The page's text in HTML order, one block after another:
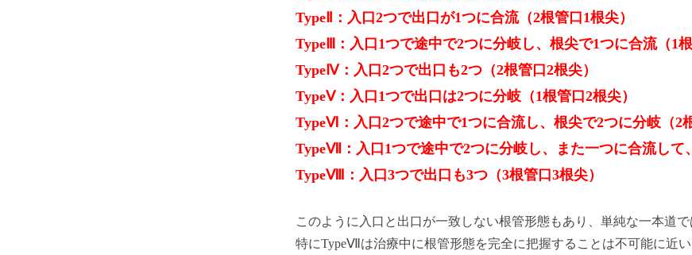
TypeⅡ：入口2つで出口が1つに合流（2根管口1根尖）
TypeⅢ：入口1つで途中で2つに分岐し、根尖で1つに合流（1根
TypeⅣ：入口2つで出口も2つ（2根管口2根尖）
TypeⅤ：入口1つで出口は2つに分岐（1根管口2根尖）
TypeⅥ：入口2つで途中で1つに合流し、根尖で2つに分岐（2
TypeⅦ：入口1つで途中で2つに分岐し、また一つに合流して
TypeⅧ：入口3つで出口も3つ（3根管口3根尖）
このように入口と出口が一致しない根管形態もあり、単純な一本道
特にTypeⅦは治療中に根管形態を完全に把握することは不可能に近い